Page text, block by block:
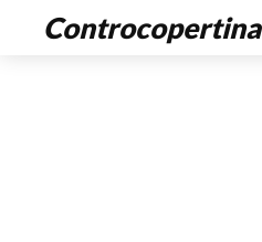
Controcopertina